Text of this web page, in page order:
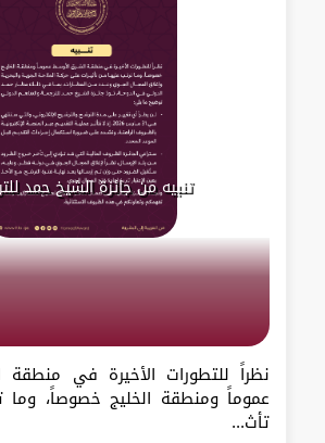
تنبيه من جائزة الشيخ حمد
نظراً للتطورات الأخيرة في
عموماً ومنطقة الخليج خصوصاً، وما
تأث...